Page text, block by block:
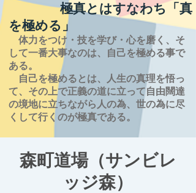
極真とはすなわち「真
を極める」
体力をつけ・技を学び・心を磨く、そ
して一番大事なのは、自己を極める事で
ある。
自己を極めるとは、
人生の真理を悟っ
て、その上で正義の道に立って自由闊達
の境地に立ちながら人の為、世の為に尽
くして行くのが極真である。
森町道場（サンビレ
ッジ森）